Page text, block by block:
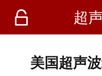
 超
美国超声